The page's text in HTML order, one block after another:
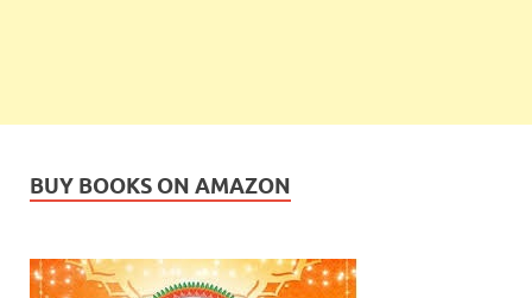
BUY BOOKS ON AMAZON